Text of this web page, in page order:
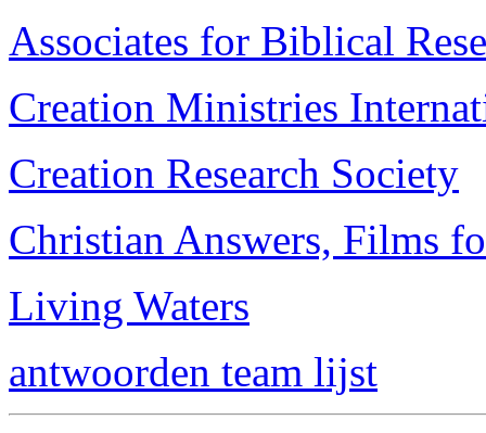
Associates for Biblical
Creation Ministries
Creation Research Society
Christian Answers, Films
Living Waters
antwoorden team lijst